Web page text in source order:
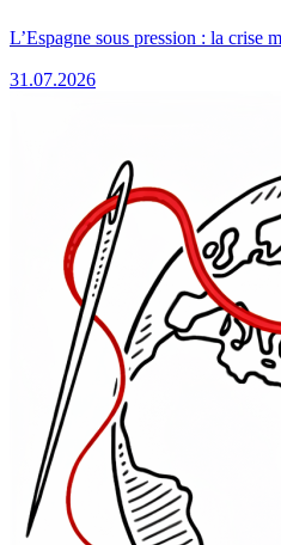
L’Espagne sous pression : la crise
31.07.2026